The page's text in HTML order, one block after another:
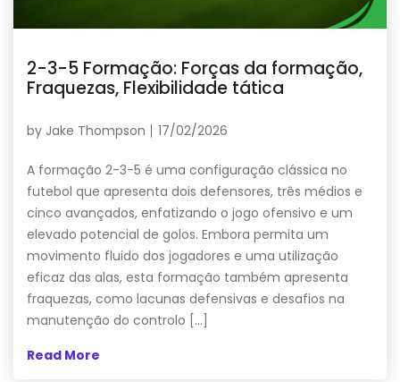
2-3-5 Formação: Forças da formação,
Fraquezas, Flexibilidade tática
by Jake Thompson 17/02/2026
A formação 2-3-5 é uma configuração clássica no
futebol que apresenta dois defensores, três médios e
cinco avançados, enfatizando o jogo ofensivo e um
elevado potencial de golos. Embora permita um
movimento fluido dos jogadores e uma utilização
eficaz das alas, esta formação também apresenta
fraquezas, como lacunas defensivas e desafios na
manutenção do controlo […]
Read More